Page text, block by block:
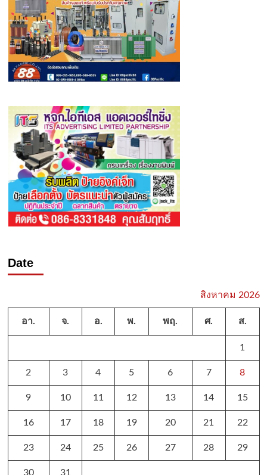
Date
สิงหาคม 2026
อา. จ. อ. พ. พฤ. ศ. ส.
1
2 3 4 5 6 7 8
9 10 11 12 13 14 15
16 17 18 19 20 21 22
23 24 25 26 27 28 29
30 31